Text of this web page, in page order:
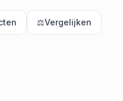
⚖️Vergelijken